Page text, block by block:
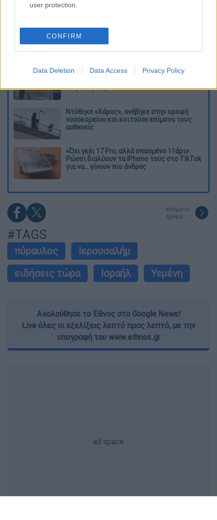
user protection.
CONFIRM
Data Deletion Data Access Privacy Policy
Διαβάστε ακόμη
Εκτελέσεις, συλλήψεις και νέοι
περιορισμοί: Το Ιράν σκληραίνει τη γραμμή
στο εσωτερικό εν μέσω πολέμου
Η πρώτη δήλωση της οικογένειας της
στην Κυψέλη
Ντύθηκε «Χάρος», ανέβηκε στην οροφή
νοσοκομείου και κοιτούσε επίμονα τους
ασθενείς
«Όχι γκέι 17 Pro, αλλά σπασμένο 11άρι»:
Ρώσοι διαλύουν τα iPhone τους στο TikTok
για να... γίνουν πιο άνδρες
επόμενο
άρθρο
#TAGS
πύραυλος
Ιερουσαλήμ
ειδήσεις τώρα
Ισραήλ Υεμένη
Ακολούθησε το Έθνος στο Google News!
Live όλες οι εξελίξεις λεπτό προς λεπτό, με την
υπογραφή του www.ethnos.gr